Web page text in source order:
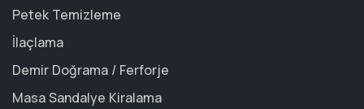
Petek Temizleme
İlaçlama
Demir Doğrama / Ferforje
Masa Sandalye Kiralama